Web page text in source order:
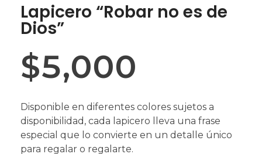
Lapicero “Robar no es de
Dios”
$5,000
Disponible en diferentes colores sujetos a
disponibilidad, cada lapicero lleva una frase
especial que lo convierte en un detalle único
para regalar o regalarte.